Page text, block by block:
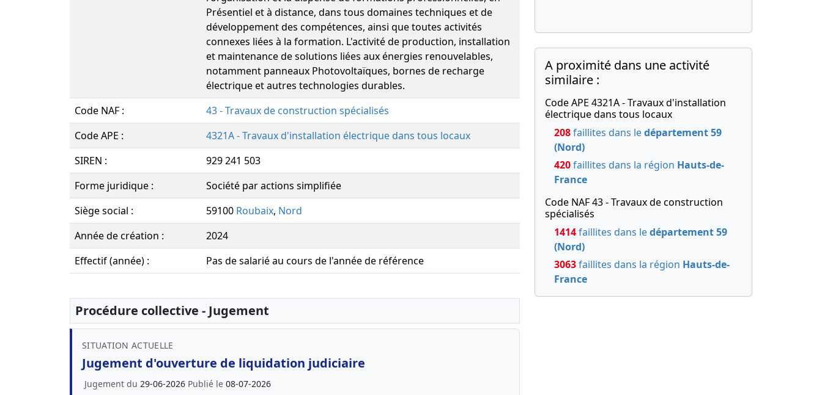
Présentiel et à distance, dans tous domaines techniques et de
développement des compétences, ainsi que toutes activités
connexes liées à la formation. L'activité de production, installation
et maintenance de solutions liées aux énergies renouvelables,
notamment panneaux Photovoltaïques, bornes de recharge
électrique et autres technologies durables.
Code NAF :
43 - Travaux de construction spécialisés
Code APE :
4321A - Travaux d'installation électrique dans tous locaux
SIREN :
929 241 503
Forme juridique :
Société par actions simplifiée
Siège social :
59100 Roubaix, Nord
Année de création :
2024
Effectif (année) :
Pas de salarié au cours de l'année de référence
Procédure collective - Jugement
SITUATION ACTUELLE
Jugement d'ouverture de liquidation judiciaire
Jugement du 29-06-2026 Publié le 08-07-2026
A proximité dans une activité
similaire :
Code APE 4321A - Travaux d'installation
électrique dans tous locaux
208faillites dans ledépartement 59
(Nord)
420faillites dans la région Hauts-de-
France
Code NAF 43 - Travaux de construction
spécialisés
1414faillites dans ledépartement 59
(Nord)
3063faillites dans la région Hauts-de-
France